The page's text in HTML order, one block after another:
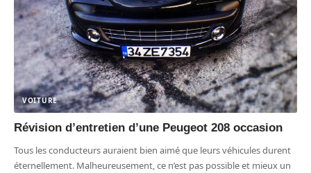
VOITURE
Révision d’entretien d’une Peugeot 208 occasion
Tous les conducteurs auraient bien aimé que leurs véhicules durent
éternellement. Malheureusement, ce n’est pas possible et mieux un